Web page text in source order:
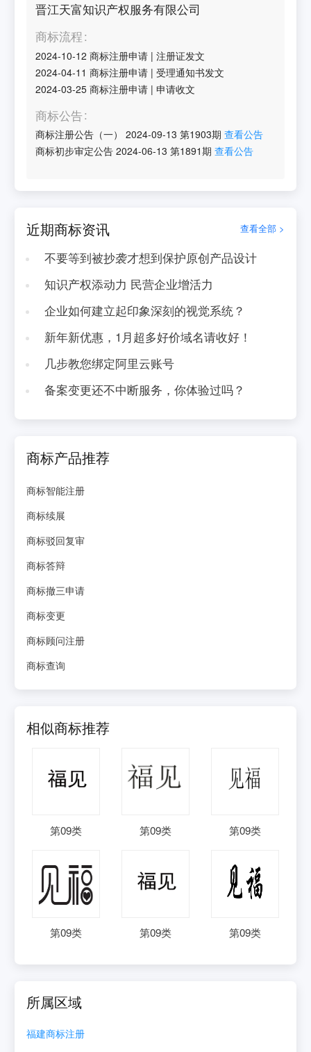
晋江天富知识产权服务有限公司
商标流程
2024-10-12 商标注册申请 |注册证发文
2024-04-11 商标注册申请 |受理通知书发文
2024-03-25 商标注册申请 |申请收文
商标公告
商标注册公告（一） 2024-09-13 第1903期 查看公告
商标初步审定公告 2024-06-13 第1891期 查看公告
近期商标资讯 查看全部 >
不要等到被抄袭才想到保护原创产品设计
知识产权添动力 民营企业增活力
企业如何建立起印象深刻的视觉系统？
新年新优惠，1月超多好价域名请收好！
几步教您绑定阿里云账号
备案变更还不中断服务，你体验过吗？
商标产品推荐
商标智能注册
商标续展
商标驳回复审
商标答辩
商标撤三申请
商标变更
商标顾问注册
商标查询
相似商标推荐
第09类 第09类 第09类
第09类 第09类 第09类
所属区域
福建商标注册